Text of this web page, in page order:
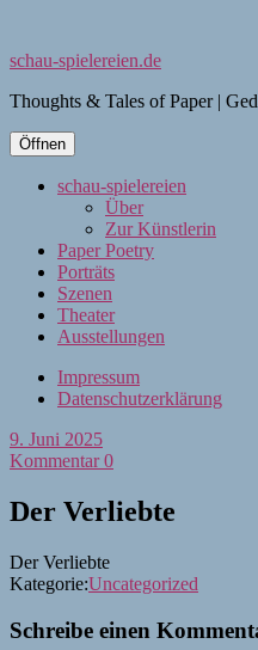
schau-spielereien.de
Thoughts & Tales of Paper |
Öffnen
schau-spielereien
Über
Zur Künstlerin
Paper Poetry
Porträts
Szenen
Theater
Ausstellungen
Impressum
Datenschutzerklärung
9. Juni 2025
Kommentar 0
Der Verliebte
Der Verliebte
Kategorie:Uncategorized
Schreibe einen